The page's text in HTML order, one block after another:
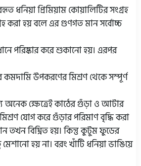
ধনিয়া প্রিমিয়াম কোয়ালিটির সংগ্রহ
করা হয় বলে এর গুণগত মান সর্বোচ্চ
পরিষ্কার করে শুকানো হয়। এরপর
কমদামি উপকরণের মিশ্রণ থেকে সম্পূর্ণ
অনেক ক্ষেত্রেই কাঠের গুঁড়া ও আটার
যোগ করে গুঁড়ার পরিমাণ বৃদ্ধি করা
তখন বিঘ্নিত হয়। কিন্তু কুটুম ফুডের
হয় না। বরং খাঁটি ধনিয়া ভাঙিয়ে